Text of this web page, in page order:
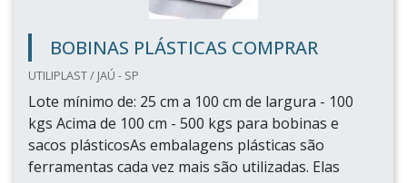
BOBINAS PLÁSTICAS COMPRAR
UTILIPLAST / JAÚ - SP
Lote mínimo de: 25 cm a 100 cm de largura - 100
kgs Acima de 100 cm - 500 kgs para bobinas e
sacos plásticosAs embalagens plásticas são
ferramentas cada vez mais são utilizadas. Elas